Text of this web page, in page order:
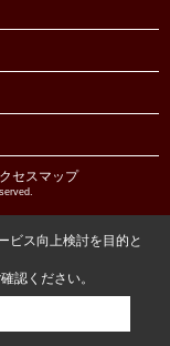
クセスマップ
ビス向上検討を目的と
認ください。